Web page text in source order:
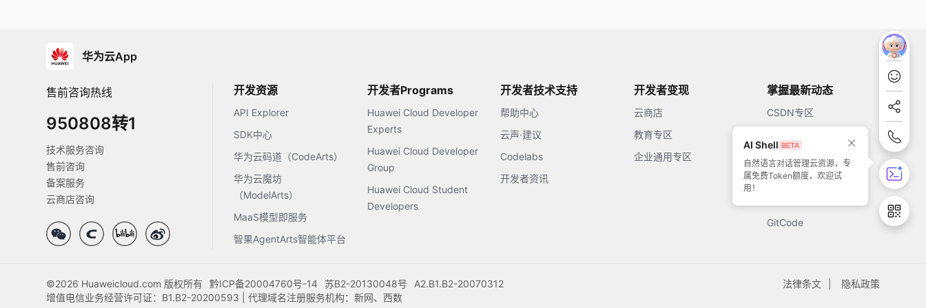
AI Shell
自然语言对话管理云资源，专
属免费Token额度，欢迎试
用！
华为云App
售前咨询热线
950808转1
技术服务咨询
售前咨询
备案服务
云商店咨询
开发资源
API Explorer
SDK中心
华为云码道（CodeArts）
华为云魔坊
（ModelArts）
MaaS模型即服务
智果AgentArts智能体平台
开发者Programs
Huawei Cloud Developer
Experts
Huawei Cloud Developer
Group
Huawei Cloud Student
Developers
开发者技术支持
帮助中心
云声·建议
Codelabs
开发者资讯
开发者变现
云商店
教育专区
企业通用专区
掌握最新动态
CSDN专区
开源中国
51CTO
GitCode
法律条文 隐私政策
©2026 Huaweicloud.com 版权所有 黔ICP备20004760号-14 苏B2-20130048号
A2.B1.B2-20070312
增值电信业务经营许可证：B1.B2-20200593 | 代理域名注册服务机构：新网、西数